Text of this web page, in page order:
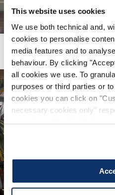
This website uses cookies
We use both technical and,
cookies to personalise
media features and to
behaviour. By clicking
all cookies we use. To
purposes or third parties or
cookies you can click on
necessary cookies only"
more in ourCookie Policy.
En vous inscrivant, vous
confidentialité , et autorise
personnelles
conditions